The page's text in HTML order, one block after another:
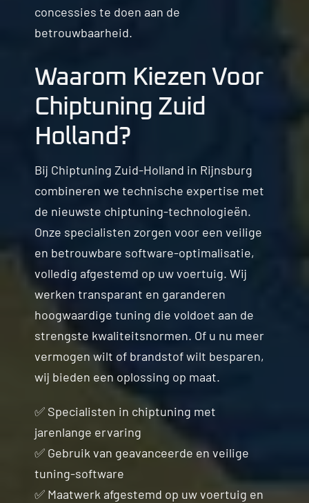
concessies te doen aan de
betrouwbaarheid.
Waarom Kiezen Voor
Chiptuning Zuid
Holland?
Bij Chiptuning Zuid-Holland in Rijnsburg
combineren we technische expertise met
de nieuwste chiptuning-technologieën.
Onze specialisten zorgen voor een veilige
en betrouwbare software-optimalisatie,
volledig afgestemd op uw voertuig. Wij
werken transparant en garanderen
hoogwaardige tuning die voldoet aan de
strengste kwaliteitsnormen. Of u nu meer
vermogen wilt of brandstof wilt besparen,
wij bieden een oplossing op maat.
✅ Specialisten in chiptuning met
jarenlange ervaring
✅ Gebruik van geavanceerde en veilige
tuning-software
✅ Maatwerk afgestemd op uw voertuig en